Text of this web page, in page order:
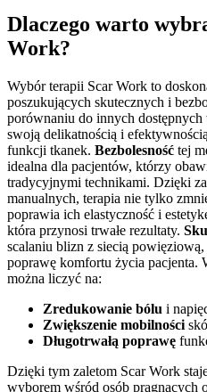
Dlaczego warto
Work?
Wybór terapii Scar Work to
poszukujących skutecznych i
porównaniu do innych
swoją delikatnością i
funkcji tkanek. Bezbolesność tej
idealna dla pacjentów, którzy
tradycyjnymi technikami. Dzięki
manualnych, terapia nie tylko
poprawia ich elastyczność i
która przynosi trwałe rezultaty.
scalaniu blizn z siecią powięziową,
poprawę komfortu życia pacjenta.
można liczyć na:
Zredukowanie bólu i
Zwiększenie mobilności
Długotrwałą poprawę
Dzięki tym zaletom Scar Work
wyborem wśród osób pragnących